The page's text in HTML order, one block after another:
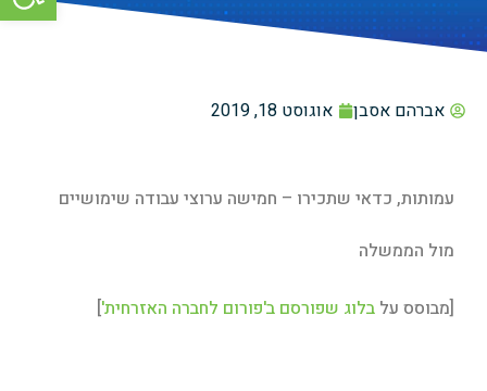
אברהם אסבן אוגוסט 18, 2019
עמותות, כדאי שתכירו – חמישה ערוצי עבודה שימושיים
מול הממשלה
[מבוסס על בלוג שפורסם ב'פורום לחברה האזרחית']